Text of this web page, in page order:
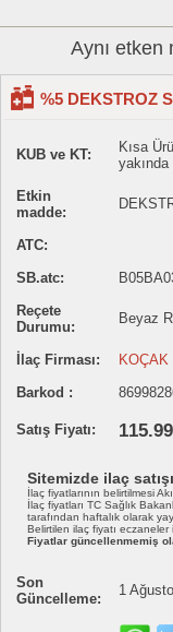
Aynı etken
%5 DEKSTROZ
KUB ve KT:
Kısa
Etkin
madde:
ATC:
SB.atc:
Reçete
Durumu:
Beyaz
İlaç Firması:
Barkod :
Satış Fiyatı:
Sitemizde ilaç
İlaç fiyatlarının belirtilmesi
İlaç fiyatları TC Sağlık
tarafından haftalık olarak
Belirtilen ilaç fiyatı
Fiyatlar güncellenmemiş
Son
Güncelleme:
1